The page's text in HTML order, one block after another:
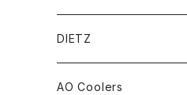
DIETZ
AO Coolers